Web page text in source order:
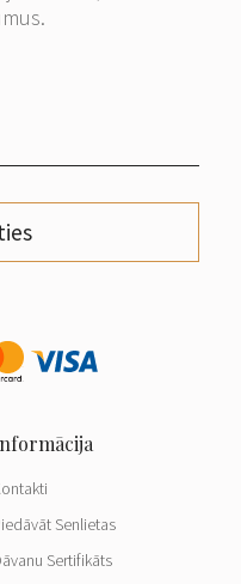
Senlietas
Sertifikāts